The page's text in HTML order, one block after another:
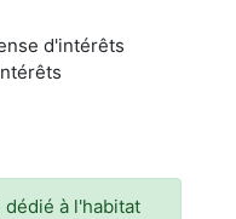
d'intérêts
à l'habitat